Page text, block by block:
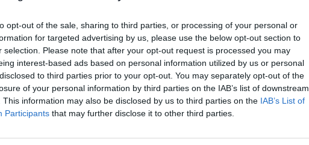
opt-out of the sale, sharing to third parties, or processing of your personal or
for targeted advertising by us, please use the below opt-out section to
selection. Please note that after your opt-out request is processed you may
interest-based ads based on personal information utilized by us or personal
to third parties prior to your opt-out. You may separately opt-out of the
of your personal information by third parties on the IAB’s list of downstream
This information may also be disclosed by us to third parties on the IAB’s List of
Participants that may further disclose it to other third parties.